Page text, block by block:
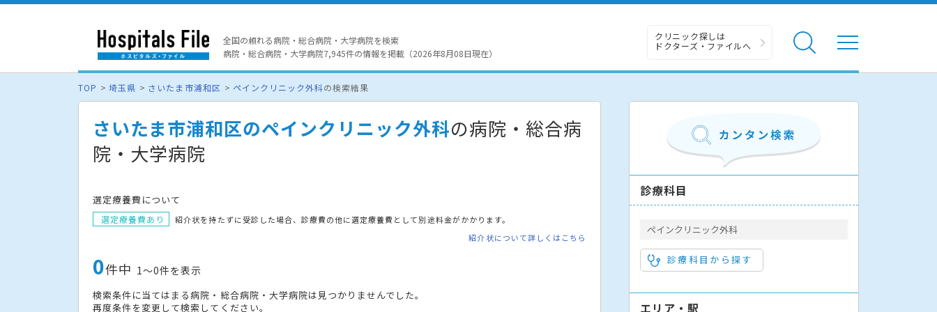
全国の頼れる病院・総合病院・大学病院を検索
病院・総合病院・大学病院7,945件の情報を掲載（2026年8月08日現在）
クリニック探しは
ドクターズ・ファイルへ
TOP 埼玉県 さいたま市浦和区 ペインクリニック外科の検索結果
さいたま市浦和区のペインクリニック外科の病院・総合病
院・大学病院
選定療養費について
選定療養費あり
紹介状を持たずに受診した場合、診療費の他に選定療養費として別途料金がかかります。
紹介状について詳しくはこちら
0件中 1〜0件を表示
検索条件に当てはまる病院・総合病院・大学病院は見つかりませんでした。
再度条件を変更して検索してください。
診療科目
ペインクリニック外科
診療科目から探す
エリア・駅